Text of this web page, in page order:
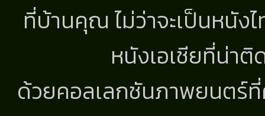
ที่บ้านคุณ ไม่ว่าจะเป็นหนั
หนังเอเชียที่น่า
ด้วยคอลเลกชันภาพยนตร์